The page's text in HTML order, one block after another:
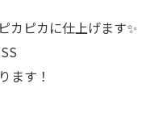
カピカに仕上げます✨
ます！